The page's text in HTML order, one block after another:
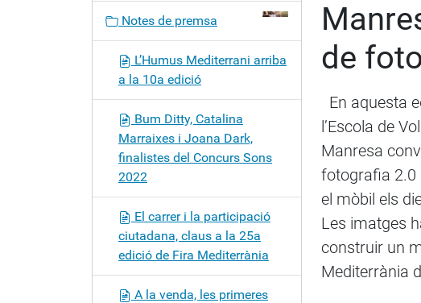
de
En aquesta
l’Escola de
Manresa
fotografia 2.0
el mòbil els
Les imatges
construir un
Mediterrània
Notes de premsa
L’Humus Mediterrani arriba
a la 10a edició
Bum Ditty, Catalina
Marraixes i Joana Dark,
finalistes del Concurs Sons
2022
El carrer i la participació
ciutadana, claus a la 25a
edició de Fira Mediterrània
A la venda, les primeres